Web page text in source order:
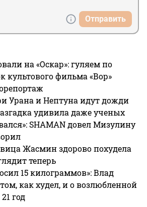
Отправить
на «Оскар»: гуляем по
культового фильма «Вор»
Урана и Нептуна идут дожди
удивила даже ученых
SHAMAN довел Мизулину
Жасмин здорово похудела
теперь
15 килограммов»: Влад
как худел, и о возлюбленной
год